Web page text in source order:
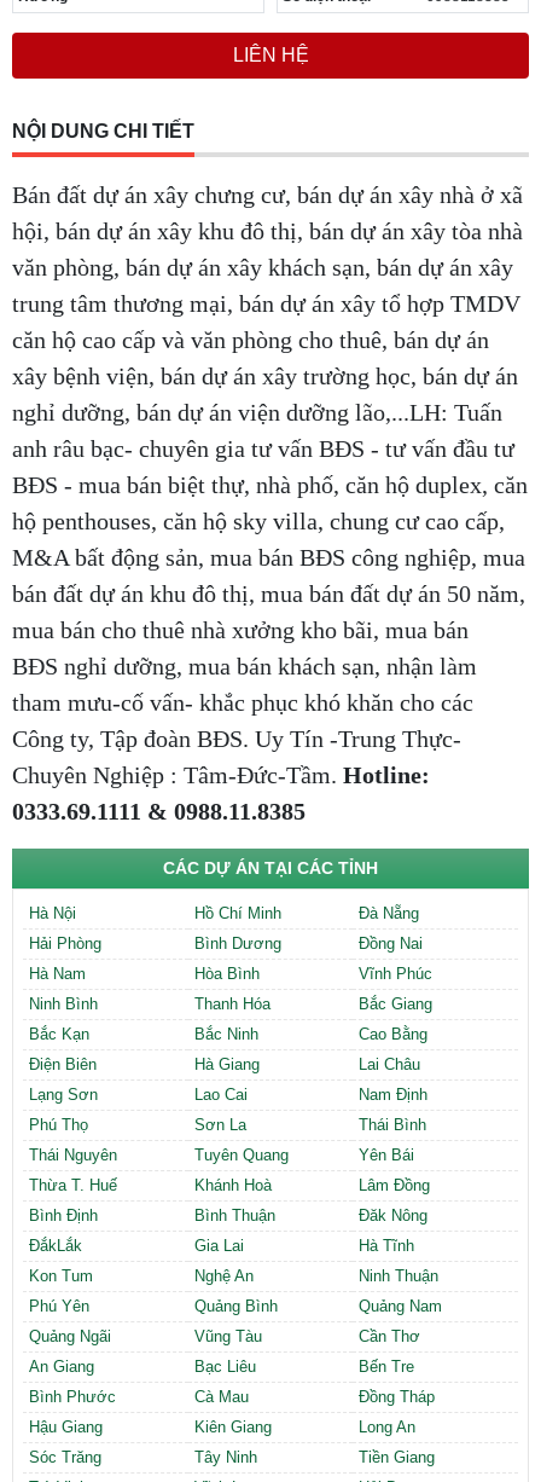
LIÊN HỆ
NỘI DUNG CHI TIẾT
Bán đất dự án xây chưng cư, bán dự án xây nhà ở xã
hội, bán dự án xây khu đô thị, bán dự án xây tòa nhà
văn phòng, bán dự án xây khách sạn, bán dự án xây
trung tâm thương mại, bán dự án xây tổ hợp TMDV
căn hộ cao cấp và văn phòng cho thuê, bán dự án
xây bệnh viện, bán dự án xây trường học, bán dự án
nghỉ dưỡng, bán dự án viện dưỡng lão,...LH: Tuấn
anh râu bạc- chuyên gia tư vấn BĐS - tư vấn đầu tư
BĐS - mua bán biệt thự, nhà phố, căn hộ duplex, căn
hộ penthouses, căn hộ sky villa, chung cư cao cấp,
M&A bất động sản, mua bán BĐS công nghiệp, mua
bán đất dự án khu đô thị, mua bán đất dự án 50 năm,
mua bán cho thuê nhà xưởng kho bãi, mua bán
BĐS nghỉ dưỡng, mua bán khách sạn, nhận làm
tham mưu-cố vấn- khắc phục khó khăn cho các
Công ty, Tập đoàn BĐS. Uy Tín -Trung Thực-
Chuyên Nghiệp : Tâm-Đức-Tầm. Hotline:
0333.69.1111 & 0988.11.8385
CÁC DỰ ÁN TẠI CÁC TỈNH
Hà Nội Hồ Chí Minh
Đà Nẵng
Hải Phòng
Bình Dương
Đồng Nai
Hà Nam
Hòa Bình
Vĩnh Phúc
Ninh Bình
Thanh Hóa
Bắc Giang
Bắc Kạn
Bắc Ninh
Cao Bằng
Điện Biên
Hà Giang
Lai Châu
Lạng Sơn
Lao Cai
Nam Định
Phú Thọ
Sơn La
Thái Bình
Thái Nguyên
Tuyên Quang
Yên Bái
Thừa T. Huế
Khánh Hoà
Lâm Đồng
Bình Định
Bình Thuận
Đăk Nông
ĐắkLắk
Gia Lai
Hà Tĩnh
Kon Tum
Nghệ An
Ninh Thuận
Phú Yên
Quảng Bình
Quảng Nam
Quảng Ngãi
Vũng Tàu
Cần Thơ
An Giang
Bạc Liêu
Bến Tre
Bình Phước
Cà Mau
Đồng Tháp
Hậu Giang
Kiên Giang
Long An
Sóc Trăng
Tây Ninh
Tiền Giang